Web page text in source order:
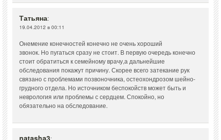
Татьяна:
19.04.2012 в 00:11
Онемение конечностей конечно не очень хороший
звонок. Но пугаться сразу не стоит. В первую очередь конечно
стоит обратиться к семейному врачу,а дальнейшие
обследования покажут причину. Скорее всего затекание рук
связано с проблемами позвоночника, остеохондрозом шейно-
грудного отдела. Но источником беспокойств может быть и
неврология или проблемы с сердцем. Спокойно, но
обязательно на обследование.
: